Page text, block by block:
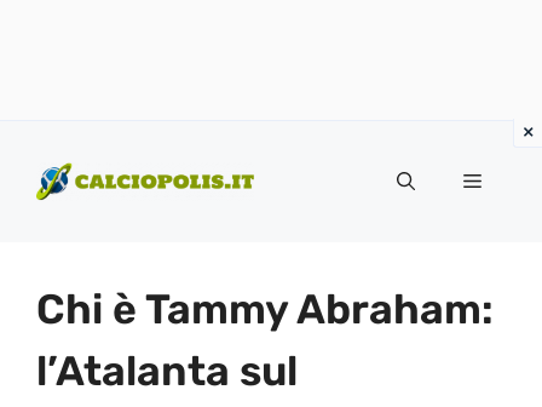
contenuto
Menu
Chi è Tammy Abraham:
l’Atalanta sul